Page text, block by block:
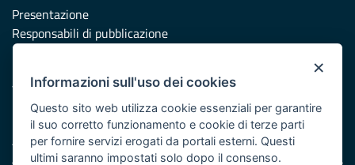
Presentazione
Responsabili di pubblicazione
Vai al sito di Protezione Civile Puglia
Iniziativa finanziata con risorse del POR Puglia 2014/2020 -
Asse XI
×
Informazioni sull'uso dei cookies
Questo sito web utilizza cookie essenziali per garantire
il suo corretto funzionamento e cookie di terze parti
per fornire servizi erogati da portali esterni. Questi
ultimi saranno impostati solo dopo il consenso.